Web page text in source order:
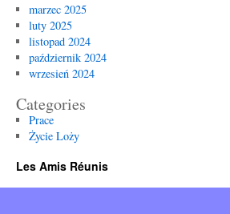
marzec 2025
luty 2025
listopad 2024
październik 2024
wrzesień 2024
Categories
Prace
Życie Loży
Les Amis Réunis